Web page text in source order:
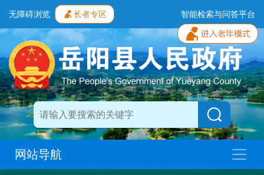
无障碍浏览 长者专区 智能检索与问答平台
网站导航